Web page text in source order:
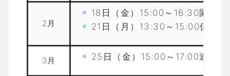
2月
18日（金）15:00～16:30園長会
21日（月）13:30～15:00保育士
3月 25日（金）15:00～17:00連絡会